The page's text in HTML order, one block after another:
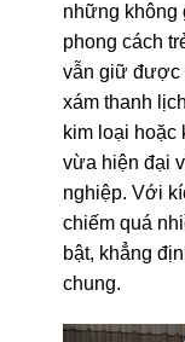
những không
phong cách
vẫn giữ được
xám thanh
kim loại hoặc
vừa hiện đại
nghiệp. Với
chiếm quá
bật, khẳng
chung.